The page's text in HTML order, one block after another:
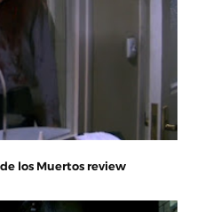
los Muertos review